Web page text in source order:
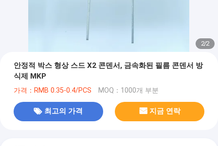
2/2
안정적 박스 형상 스드 X2 콘덴서, 금속화된 필름 콘덴서 방
식제 MKP
가격：RMB 0.35-0.4/PCS MOQ：1000개 부분
최고의 가격 지금 연락